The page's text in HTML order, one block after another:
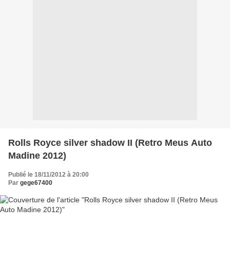
Rolls Royce silver shadow II (Retro Meus Auto
Madine 2012)
Publié le 18/11/2012 à 20:00
Par gege67400